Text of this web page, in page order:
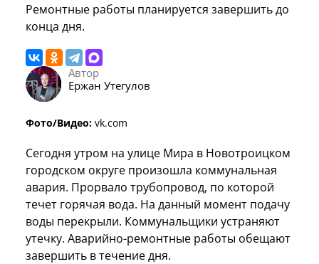
Ремонтные работы планируется завершить до
конца дня.
Автор
Ержан Утегулов
Фото/Видео: vk.com
Сегодня утром на улице Мира в Новотроицком
городском округе произошла коммунальная
авария. Прорвало трубопровод, по которой
течет горячая вода. На данный момент подачу
воды перекрыли. Коммунальщики устраняют
утечку. Аварийно-ремонтные работы обещают
завершить в течение дня.